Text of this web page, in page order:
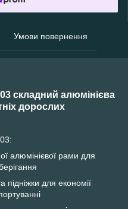
Умови повернення
складний алюмінієва
дорослих
алюмінієвої рами для
підніжки для економії